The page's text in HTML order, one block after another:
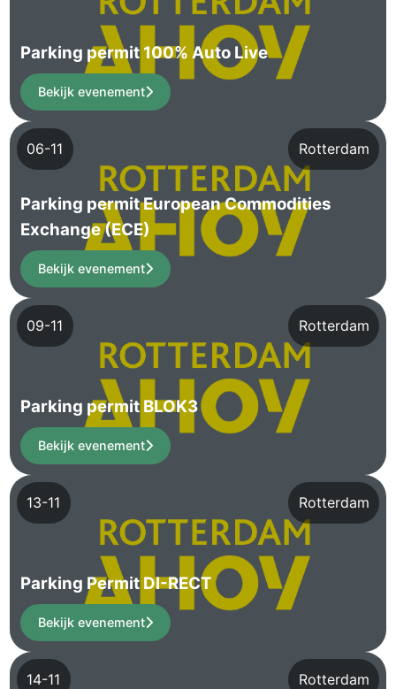
Parking permit 100% Auto Live
Bekijk evenement
Rotterdam
06-11
Parking permit European Commodities
Exchange (ECE)
Bekijk evenement
Rotterdam
09-11
Parking permit BLOK3
Bekijk evenement
Rotterdam
13-11
Parking Permit DI-RECT
Bekijk evenement
Rotterdam
14-11